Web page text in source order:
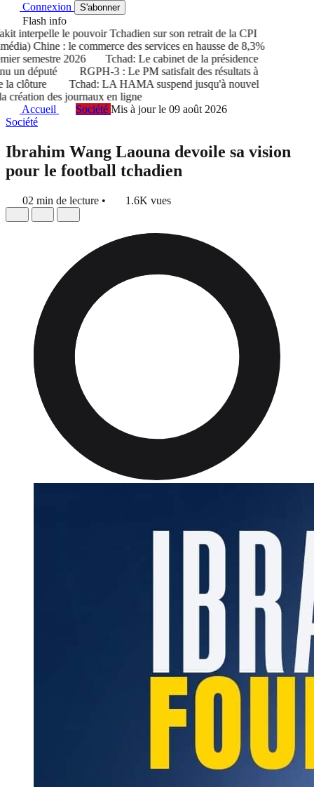
Connexion
S'abonner
Flash info
interpelle le pouvoir Tchadien sur son retrait de la CPI
Chine : le commerce des services en hausse de 8,3%
semestre 2026
Tchad: Le cabinet de la présidence
un député
RGPH-3 : Le PM satisfait des résultats à
clôture
Tchad: LA HAMA suspend jusqu'à nouvel
des journaux en ligne
Accueil
Société Mis à jour le 09 août 2026
Société
Ibrahim Wang Laouna devoile sa vision
pour le football tchadien
02 min de lecture • 1.6K vues